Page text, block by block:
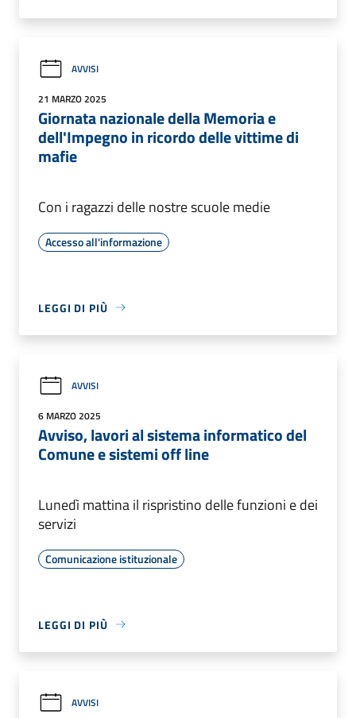
AVVISI
21 MARZO 2025
Giornata nazionale della Memoria e
dell'Impegno in ricordo delle vittime di
mafie
Con i ragazzi delle nostre scuole medie
Accesso all'informazione
LEGGI DI PIÙ
AVVISI
6 MARZO 2025
Avviso, lavori al sistema informatico del
Comune e sistemi off line
Lunedì mattina il rispristino delle funzioni e dei
servizi
Comunicazione istituzionale
LEGGI DI PIÙ
AVVISI